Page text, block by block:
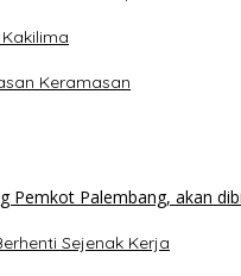
Keramasan
Sejenak Kerja